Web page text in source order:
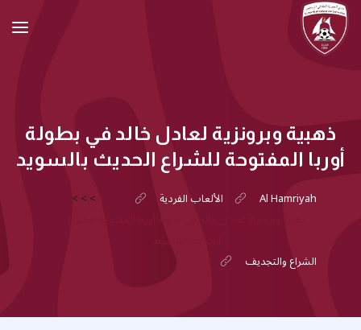
ذهبية وبرونزية لعادل خالد في بطولة
أوربا المفتوحة للشراع الحديث بالسويد
Al Hamriyah
> الألعاب الفردية >
الشراع والتجديف
>